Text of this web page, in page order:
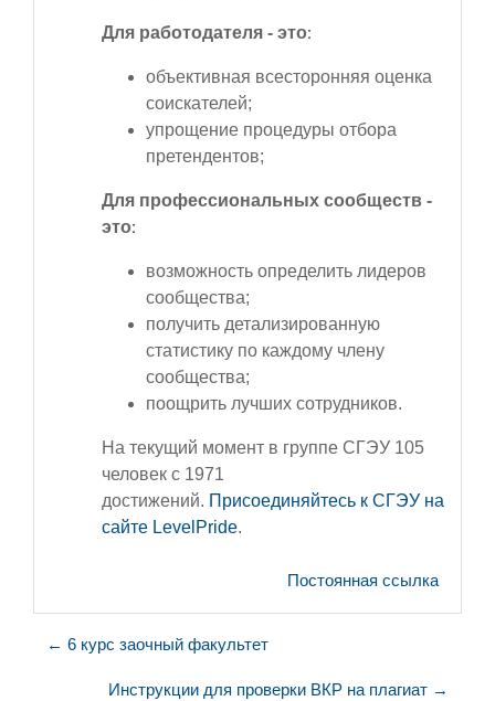
Для работодателя - это:
объективная всесторонняя оценка
соискателей;
упрощение процедуры отбора
претендентов;
Для профессиональных сообществ -
это:
возможность определить лидеров
сообщества;
получить детализированную
статистику по каждому члену
сообщества;
поощрить лучших сотрудников.
На текущий момент в группе СГЭУ 105
человек с 1971
достижений. Присоединяйтесь к СГЭУ на
сайте LevelPride.
Постоянная ссылка
← 6 курс заочный факультет
Инструкции для проверки ВКР на плагиат →